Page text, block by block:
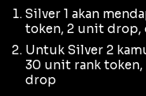
Silver 1 akan
token, 2 unit drop,
Untuk Silver 2
30 unit rank
drop